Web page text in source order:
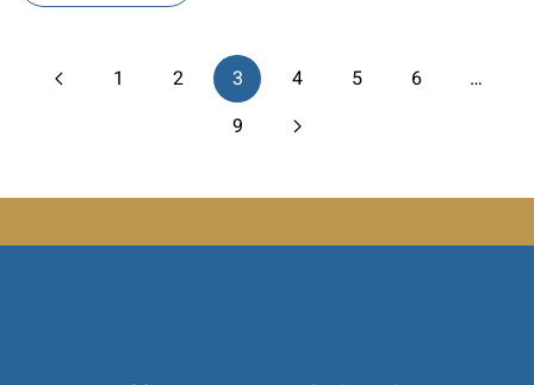
1 2 3 4 5 6
…
9